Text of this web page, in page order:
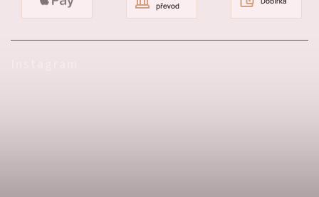
Jak mi přijde objednávka zabalená?